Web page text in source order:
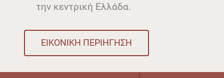
την κεντρική Ελλάδα.
ΕΙΚΟΝΙΚΗ ΠΕΡΙΗΓΗΣΗ